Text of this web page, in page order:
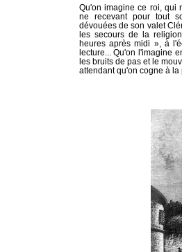
Qu'on imagine ce roi, qui
ne recevant pour tout
dévouées de son valet
les secours de la
heures après midi », à
lecture... Qu'on l'imagine
les bruits de pas et le
attendant qu'on cogne à la